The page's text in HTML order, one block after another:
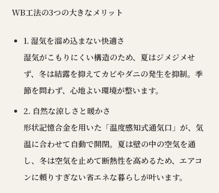
WB工法の3つの大きなメリット
1. 湿気を溜め込まない快適さ
湿気がこもりにくい構造のため、夏はジメジメせ
ず、冬は結露を抑えてカビやダニの発生を抑制。季
節を問わず、心地よい環境が整います。
2. 自然な涼しさと暖かさ
形状記憶合金を用いた「温度感知式通気口」が、気
温に合わせて自動で開閉。夏は壁の中の空気を通
し、冬は空気を止めて断熱性を高めるため、エアコ
ンに頼りすぎない省エネな暮らしが叶います。